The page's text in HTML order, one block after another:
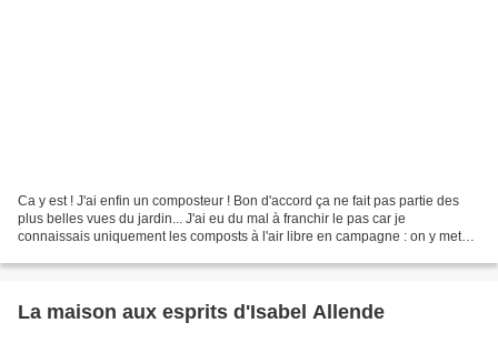
Ca y est ! J'ai enfin un composteur ! Bon d'accord ça ne fait pas partie des
plus belles vues du jardin... J'ai eu du mal à franchir le pas car je
connaissais uniquement les composts à l'air libre en campagne : on y met
La maison aux esprits d'Isabel Allende